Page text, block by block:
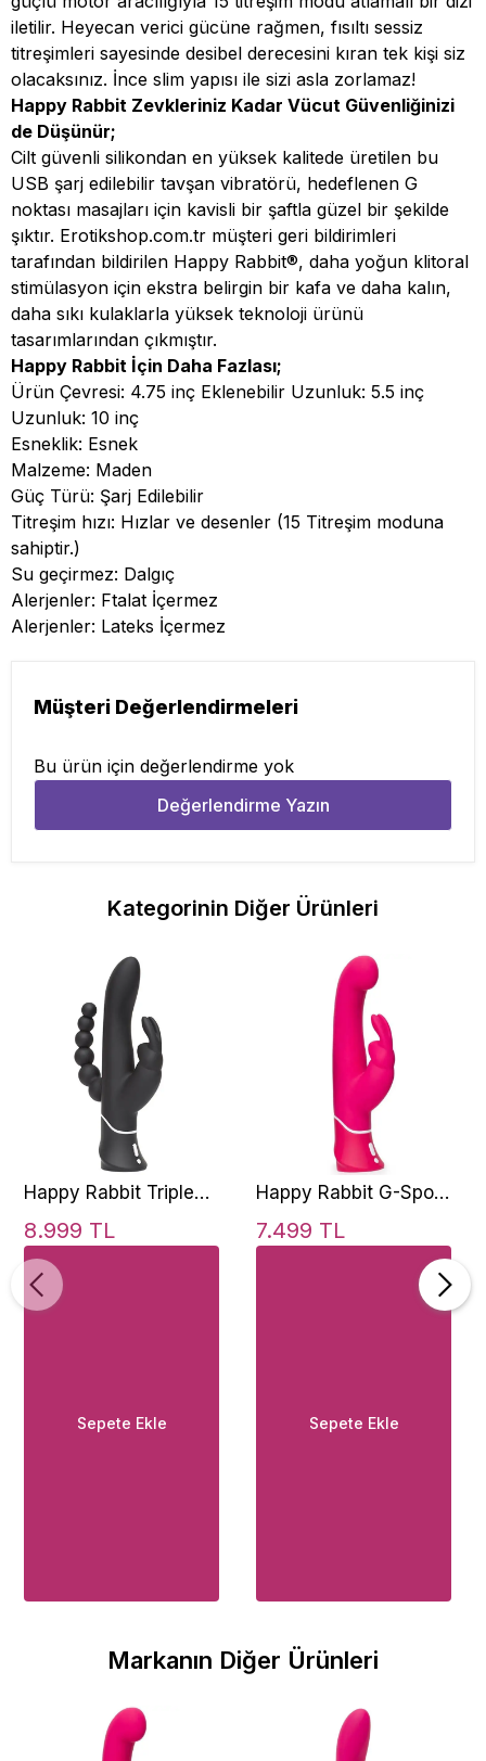
iletilir. Heyecan verici gücüne rağmen, fısıltı sessiz
titreşimleri sayesinde desibel derecesini kıran tek kişi siz
olacaksınız. İnce slim yapısı ile sizi asla zorlamaz!
Happy Rabbit Zevkleriniz Kadar Vücut Güvenliğinizi
de Düşünür;
Cilt güvenli silikondan en yüksek kalitede üretilen bu
USB şarj edilebilir tavşan vibratörü, hedeflenen G
noktası masajları için kavisli bir şaftla güzel bir şekilde
şıktır. Erotikshop.com.tr müşteri geri bildirimleri
tarafından bildirilen Happy Rabbit®, daha yoğun klitoral
stimülasyon için ekstra belirgin bir kafa ve daha kalın,
daha sıkı kulaklarla yüksek teknoloji ürünü
tasarımlarından çıkmıştır.
Happy Rabbit İçin Daha Fazlası;
Ürün Çevresi: 4.75 inç Eklenebilir Uzunluk: 5.5 inç
Uzunluk: 10 inç
Esneklik: Esnek
Malzeme: Maden
Güç Türü: Şarj Edilebilir
Titreşim hızı: Hızlar ve desenler (15 Titreşim moduna
sahiptir.)
Su geçirmez: Dalgıç
Alerjenler: Ftalat İçermez
Alerjenler: Lateks İçermez
Müşteri Değerlendirmeleri
Bu ürün için değerlendirme yok
Değerlendirme Yazın
Kategorinin Diğer Ürünleri
Happy Rabbit Triple
Curve Rabbit Vibrator
3 Bölge Stimülasyon
8.999 TL
Sepete Ekle
Happy Rabbit G-Spot
ve Klitoris Pembe
Rabbit Vibratör
7.499 TL
Sepete Ekle
Markanın Diğer Ürünleri